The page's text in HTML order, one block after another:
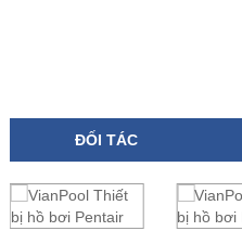
ĐỐI TÁC